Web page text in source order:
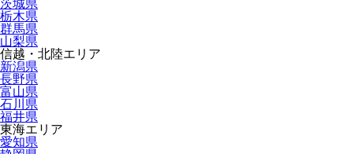
茨城県
栃木県
群馬県
山梨県
信越・北陸エリア
新潟県
長野県
富山県
石川県
福井県
東海エリア
愛知県